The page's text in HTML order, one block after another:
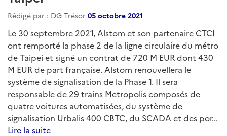
Rédigé par : DG Trésor 05 octobre 2021
Le 30 septembre 2021, Alstom et son partenaire CTCI
ont remporté la phase 2 de la ligne circulaire du métro
de Taipei et signé un contrat de 720 M EUR dont 430
M EUR de part française. Alstom renouvellera le
système de signalisation de la Phase 1. Il sera
responsable de 29 trains Metropolis composés de
quatre voitures automatisées, du système de
signalisation Urbalis 400 CBTC, du SCADA et des por...
Lire la suite